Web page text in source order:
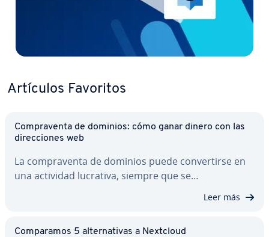
Artículos Favoritos
Co­m­pra­ve­n­ta de dominios: cómo ganar dinero con las
di­re­c­cio­nes web
La co­m­pra­ve­n­ta de dominios puede co­n­ve­r­ti­r­se en
una actividad lucrativa, siempre que se…
Leer más
Co­m­pa­ra­mos 5 al­te­r­na­ti­vas a Nextcloud